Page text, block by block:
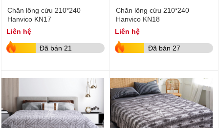
Chăn lông cừu 210*240
Hanvico KN17
Liên hệ
Đã bán 21
Chăn lông cừu 210*240
Hanvico KN18
Liên hệ
Đã bán 27